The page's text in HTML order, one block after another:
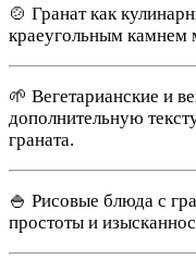
🍲 Гранат как
краеугольным камнем
🌱 Вегетарианские и
дополнительную
граната.
🍚 Рисовые блюда с
простоты и